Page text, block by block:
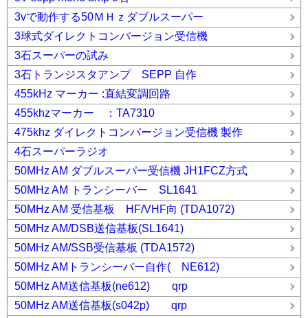
3vで動作する50ＭＨｚダブルスーパー
3球式ダイレクトコンバージョン受信機
3石スーパーの試み
3石トランジスタアンプ SEPP 自作
455kHz マーカー :直結変調回路
455khzマーカー ：TA7310
475khz ダイレクトコンバージョン受信機 製作
4石スーパーラジオ
50MHz AM ダブルスーパー受信機 JH1FCZ方式
50MHz AM トランシーバー SL1641
50MHz AM 受信基板 HF/VHF向 (TDA1072)
50MHz AM/DSB送信基板(SL1641)
50MHz AM/SSB受信基板 (TDA1572)
50MHz AMトランシーバー自作( NE612)
50MHz AM送信基板(ne612) qrp
50MHz AM送信基板(s042p) qrp